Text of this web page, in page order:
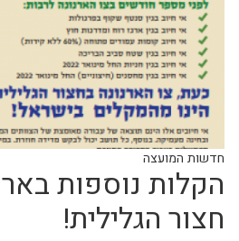
חדשות המועצה
הקלות נוספות
חצור הגלילית!